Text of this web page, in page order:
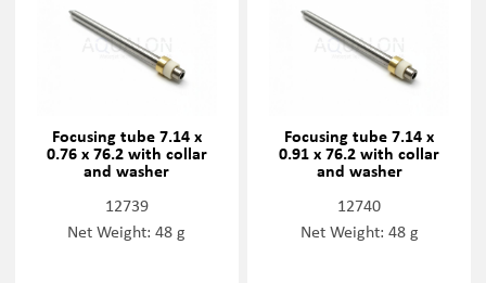
Focusing tube 7.14 x
0.76 x 76.2 with collar
and washer
12739
Net Weight: 48 g
Focusing tube 7.14 x
0.91 x 76.2 with collar
and washer
12740
Net Weight: 48 g